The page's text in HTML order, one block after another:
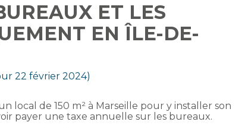
ET LES
EN ÎLE-DE-
22 février 2024)
local de 150 m² à Marseille pour y installer son
payer une taxe annuelle sur les bureaux.